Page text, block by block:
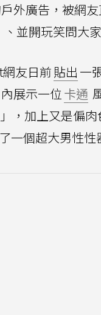
外廣告，被網
並開玩笑問大
網友日前 貼出 一
內展示一位 卡通
，加上又是偏
一個超大男性性